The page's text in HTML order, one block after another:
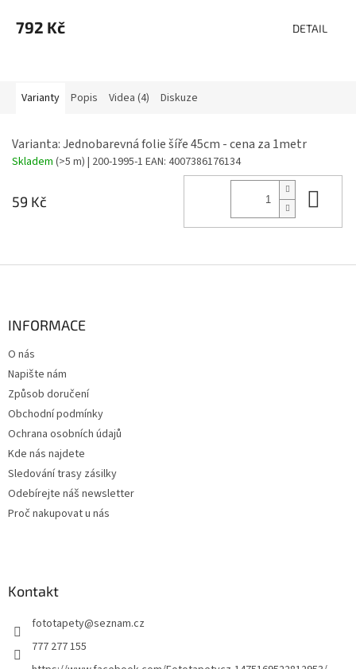
792 Kč DETAIL
Varianty Popis Videa (4) Diskuze
Varianta: Jednobarevná folie šíře 45cm - cena za 1metr
Skladem (>5 m) | 200-1995-1 EAN: 4007386176134
59 Kč
INFORMACE
O nás
Napište nám
Způsob doručení
Obchodní podmínky
Ochrana osobních údajů
Kde nás najdete
Sledování trasy zásilky
Odebírejte náš newsletter
Proč nakupovat u nás
Kontakt
fototapety@seznam.cz
777 277 155